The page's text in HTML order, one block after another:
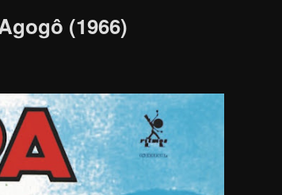
(1966)